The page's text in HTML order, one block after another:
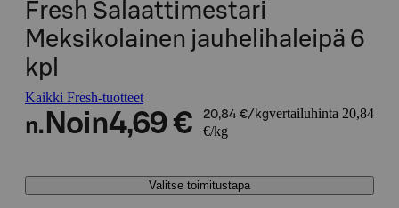
Fresh Salaattimestari
Meksikolainen jauhelihaleipä 6
kpl
Kaikki Fresh-tuotteet
n. Noin4,69 € 20,84 €/kgvertailuhinta 20,84
€/kg
Valitse toimitustapa